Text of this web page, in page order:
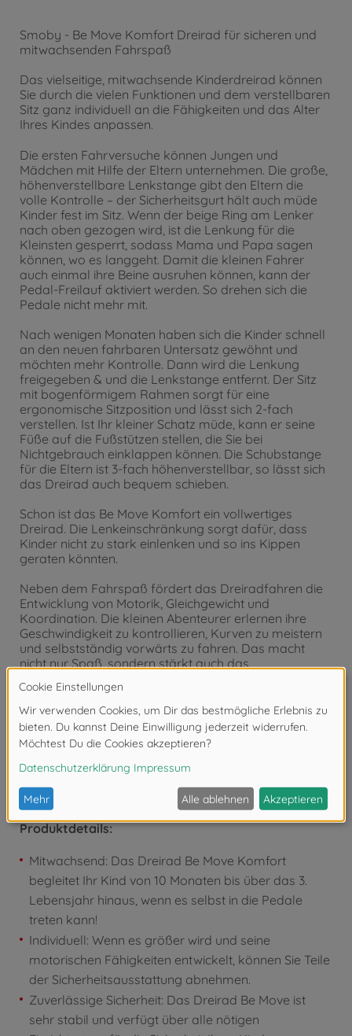
Smoby - Be Move Komfort Dreirad für sicheren und
mitwachsenden Fahrspaß
Das vielseitige, mitwachsende Kinderdreirad können
Sie durch die vielen Funktionen und dem verstellbaren
Sitz ganz individuell an die Fähigkeiten und das Alter
Ihres Kindes anpassen.
Die ersten Fahrversuche können Jungen und
Mädchen mit Hilfe der Eltern unternehmen. Die große,
höhenverstellbare Lenkstange gibt den Eltern die
volle Kontrolle – der Sicherheitsgurt hält auch müde
Kinder fest im Sitz. Wenn der beige Ring am Lenker
nach oben gezogen wird, ist die Lenkung für die
Kleinsten gesperrt, sodass Mama und Papa sagen
können, wo es langgeht. Damit die kleinen Fahrer
auch einmal ihre Beine ausruhen können, kann der
Pedal-Freilauf aktiviert werden. So drehen sich die
Pedale nicht mehr mit.
Nach wenigen Monaten haben sich die Kinder schnell
an den neuen fahrbaren Untersatz gewöhnt und
möchten mehr Kontrolle. Dann wird die Lenkung
freigegeben & und die Lenkstange entfernt. Der Sitz
mit bogenförmigem Rahmen sorgt für eine
ergonomische Sitzposition und lässt sich 2-fach
verstellen. Ist Ihr kleiner Schatz müde, kann er seine
Füße auf die Fußstützen stellen, die Sie bei
Nichtgebrauch einklappen können. Die Schubstange
für die Eltern ist 3-fach höhenverstellbar, so lässt sich
das Dreirad auch bequem schieben.
Schon ist das Be Move Komfort ein vollwertiges
Dreirad. Die Lenkeinschränkung sorgt dafür, dass
Kinder nicht zu stark einlenken und so ins Kippen
geraten könnten.
Neben dem Fahrspaß fördert das Dreiradfahren die
Entwicklung von Motorik, Gleichgewicht und
Koordination. Die kleinen Abenteurer erlernen ihre
Geschwindigkeit zu kontrollieren, Kurven zu meistern
und selbstständig vorwärts zu fahren. Das macht
nicht nur Spaß, sondern stärkt auch das
Selbstvertrauen.
Den Teddy in die Ablage im „Kofferraum“ gepackt
und schon kann der Ausflug losgehen. Die EVA-
Bereifung sorgt für eine leise Fortbewegung und
kommt mit jedem Untergrund zurecht. Ob im
Kinderzimmer, in der Wohnung oder im Freien.
Produktdetails:
Mitwachsend: Das Dreirad Be Move Komfort
begleitet Ihr Kind von 10 Monaten bis über das 3.
Lebensjahr hinaus, wenn es selbst in die Pedale
treten kann!
Individuell: Wenn es größer wird und seine
motorischen Fähigkeiten entwickelt, können Sie Teile
der Sicherheitsausstattung abnehmen.
Zuverlässige Sicherheit: Das Dreirad Be Move ist
sehr stabil und verfügt über alle nötigen